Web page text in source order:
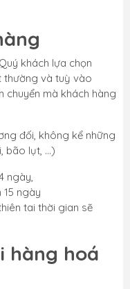
khách lựa chọn
thường và tuỳ vào
mà khách hàng
đối, không kể những
bão lụt, …)
ngày,
15 ngày
tai thời gian sẽ
hàng hoá